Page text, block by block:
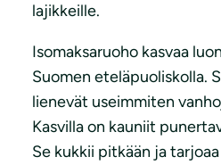
lajikkeille.
Isomaksaruoho kasvaa
Suomen eteläpuoliskolla.
lienevät useimmiten
Kasvilla on kauniit
Se kukkii pitkään ja